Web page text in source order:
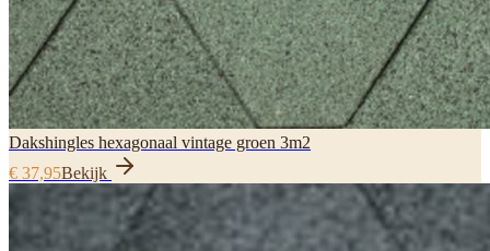
Dakshingles hexagonaal vintage groen 3m2
€ 37,95Bekijk